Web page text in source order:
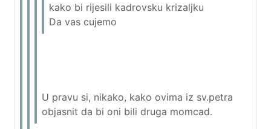
kako bi rijesili kadrovsku krizaljku
Da vas cujemo
U pravu si, nikako, kako ovima iz sv.petra
objasnit da bi oni bili druga momcad.